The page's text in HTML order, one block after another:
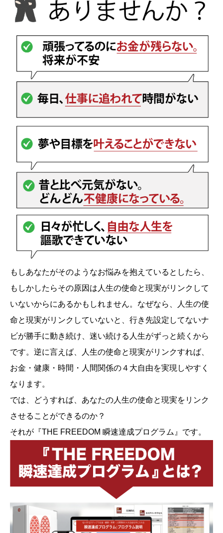
もしあなたがそのようなお悩みを抱えているとしたら、
もしかしたらその原因は人生の使命と現実がリンクして
いないからにあるかもしれません。なぜなら、人生の使
命と現実がリンクしていないと、行き先設定してないナ
ビが勝手に動き続け、迷い続ける人生がずっと続くから
です。逆に言えば、人生の使命と現実がリンクすれば、
お金・健康・時間・人間関係の４大自由を実現しやすく
なります。
では、どうすれば、あなたの人生の使命と現実をリンク
させることができるのか？
それが『THE FREEDOM 瞬速達成プログラム』です。